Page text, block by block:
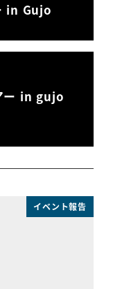
in Gujo
ー in gujo
イベント報告